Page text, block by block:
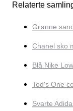
Relaterte
Grønne
Chanel sko
Blå Nike
Tod's One
Svarte